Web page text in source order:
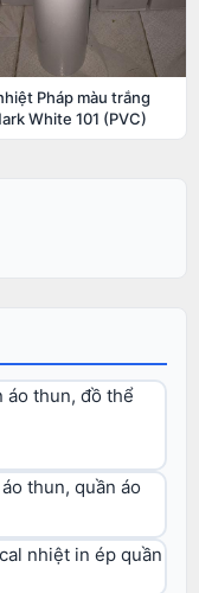
Pháp màu trắng
White 101 (PVC)
áo thun, đồ thể
thun, quần áo
nhiệt in ép quần